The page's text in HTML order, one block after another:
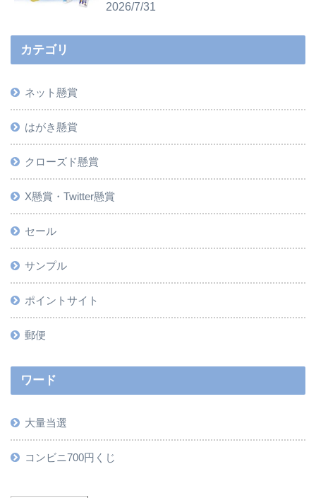
2026/7/31
カテゴリ
ネット懸賞
はがき懸賞
クローズド懸賞
X懸賞・Twitter懸賞
セール
サンプル
ポイントサイト
郵便
ワード
大量当選
コンビニ700円くじ